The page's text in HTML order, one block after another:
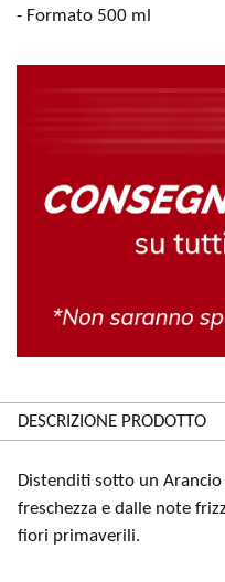
- Formato 500 ml
DESCRIZIONE PRODOTTO
Distenditi sotto un
freschezza e dalle note
fiori primaverili.